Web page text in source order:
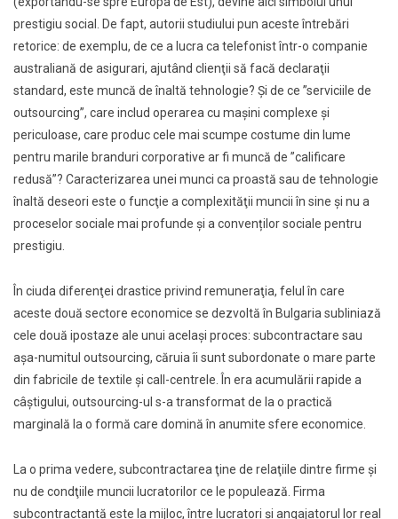
prestigiu social. De fapt, autorii studiului pun aceste întrebări
retorice: de exemplu, de ce a lucra ca telefonist într-o companie
australiană de asigurari, ajutând clienţii să facă declaraţii
standard, este muncă de înaltă tehnologie? Şi de ce ”serviciile de
outsourcing”, care includ operarea cu maşini complexe şi
periculoase, care produc cele mai scumpe costume din lume
pentru marile branduri corporative ar fi muncă de ”calificare
redusă”? Caracterizarea unei munci ca proastă sau de tehnologie
înaltă deseori este o funcţie a complexităţii muncii în sine și nu a
proceselor sociale mai profunde şi a convenților sociale pentru
prestigiu.
În ciuda diferenţei drastice privind remuneraţia, felul în care
aceste două sectore economice se dezvoltă în Bulgaria subliniază
cele două ipostaze ale unui acelaşi proces: subcontractare sau
aşa-numitul outsourcing, căruia îi sunt subordonate o mare parte
din fabricile de textile şi call-centrele. În era acumulării rapide a
câştigului, outsourcing-ul s-a transformat de la o practică
marginală la o formă care domină în anumite sfere economice.
La o prima vedere, subcontractarea ţine de relaţiile dintre firme și
nu de condţiile muncii lucratorilor ce le populează. Firma
subcontractantă este la mijloc, între lucratori şi angajatorul lor real